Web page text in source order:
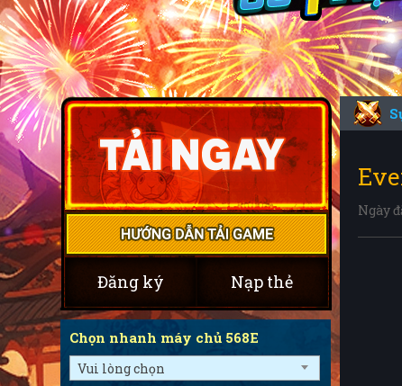
Đăng ký Nạp thẻ
Chọn nhanh máy chủ 568E
Vui lòng chọn
Ngày